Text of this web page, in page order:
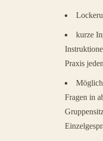
kurze
Praxis
Fragen in